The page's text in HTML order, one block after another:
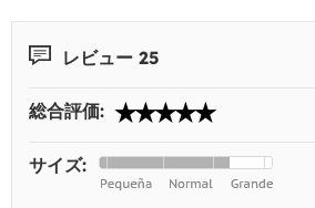
レビュー 25
総合評価:
サイズ: